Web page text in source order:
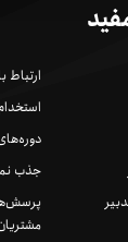
ارتباط با
استخدام
جذب
مشتریان